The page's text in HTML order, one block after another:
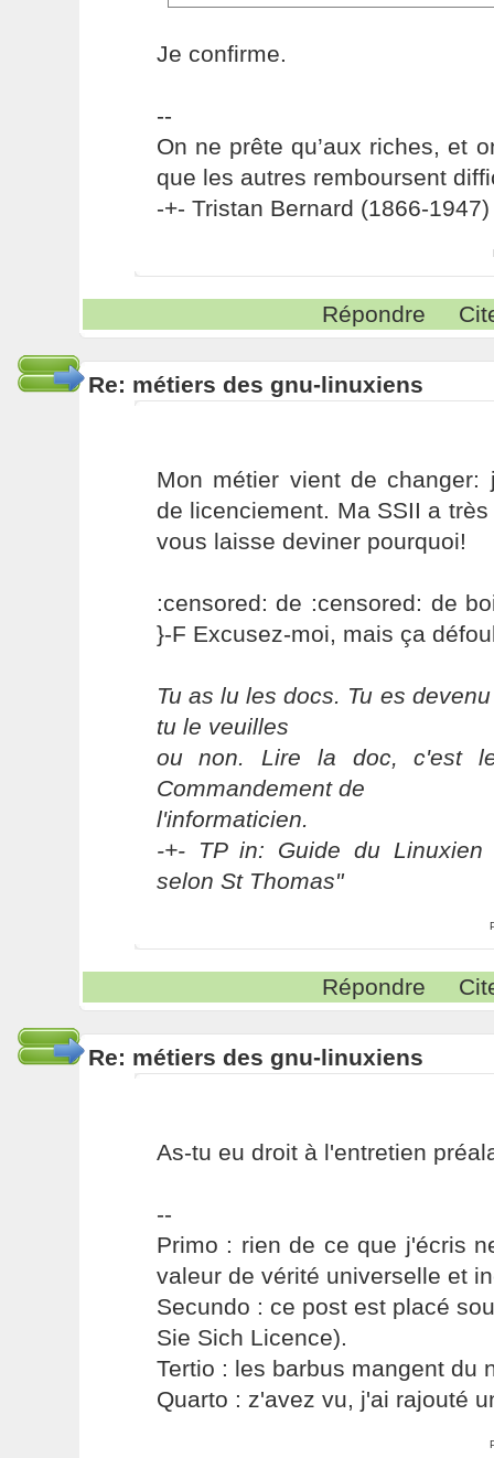
Je confirme.
--
On ne prête qu’aux riches, et
que les autres remboursent
-+- Tristan Bernard (1866-1947)
Répondre
Re: métiers des gnu-linuxiens
Mon métier vient de changer:
de licenciement. Ma SSII a
vous laisse deviner pourquoi!
:censored: de :censored: de
}-F Excusez-moi, mais ça
Tu as lu les docs. Tu es
tu le veuilles
ou non. Lire la doc, c'est
Commandement de
l'informaticien.
-+- TP in: Guide du Linuxien
selon St Thomas"
Répondre
Re: métiers des gnu-linuxiens
As-tu eu droit à l'entretien
--
Primo : rien de ce que j'écris
valeur de vérité universelle et
Secundo : ce post est placé
Sie Sich Licence).
Tertio : les barbus mangent du
Quarto : z'avez vu, j'ai rajouté